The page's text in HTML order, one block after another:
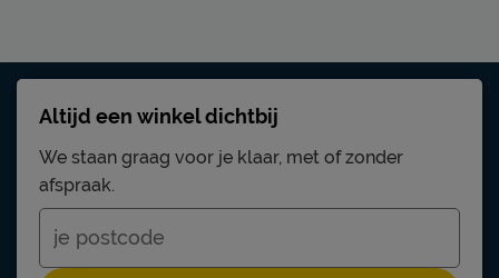
Altijd een winkel dichtbij
We staan graag voor je klaar, met of zonder
afspraak.